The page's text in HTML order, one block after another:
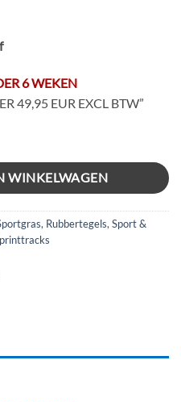
6 WEKEN
49,95 EUR EXCL BTW”
aantal
WINKELWAGEN
, Rubbertegels, Sport &